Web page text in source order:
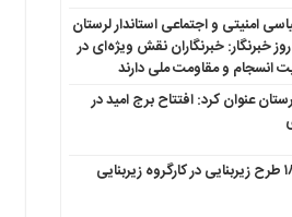
امنیتی و اجتماعی استاندار لرستان
روز خبرنگار: خبرنگاران نقش ویژه‌ای در
انسجام و مقاومت ملی دارند
عنوان کرد: افتتاح برج امید در
تصویب ۱۸ طرح زیربنایی در کارگروه زیربنایی